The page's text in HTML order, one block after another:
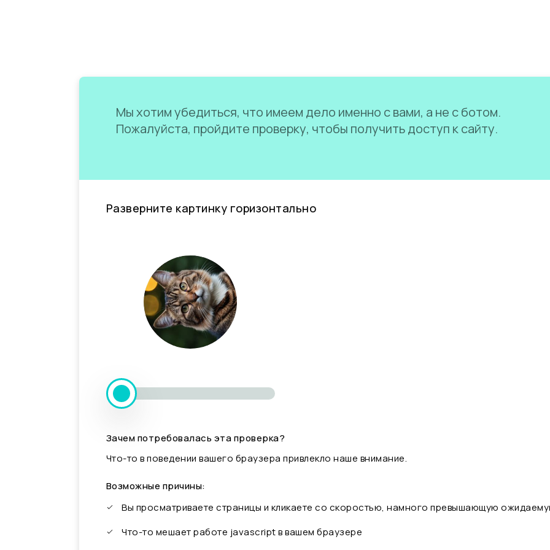
Мы хотим убедиться, что имеем дело именно с вами, а не с ботом.
Пожалуйста, пройдите проверку, чтобы получить доступ к сайту.
Разверните картинку горизонтально
Зачем потребовалась эта проверка?
Что-то в поведении вашего браузера привлекло наше внимание.
Возможные причины:
Вы просматриваете страницы и кликаете со скоростью, намного превышающую
Что-то мешает работе javascript в вашем браузере